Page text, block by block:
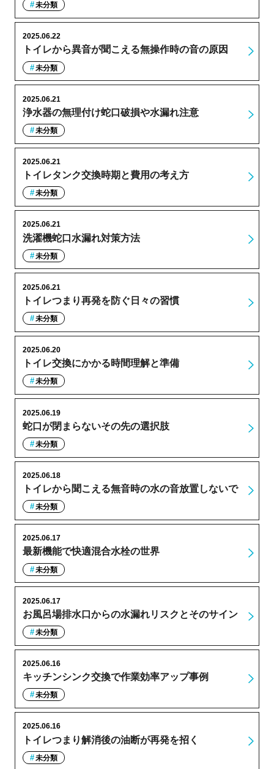
未分類
トイレから異音が聞こえる無操作時の音の原因
2025.06.22
未分類
浄水器の無理付け蛇口破損や水漏れ注意
2025.06.21
未分類
トイレタンク交換時期と費用の考え方
2025.06.21
未分類
洗濯機蛇口水漏れ対策方法
2025.06.21
未分類
トイレつまり再発を防ぐ日々の習慣
2025.06.21
未分類
トイレ交換にかかる時間理解と準備
2025.06.20
未分類
蛇口が閉まらないその先の選択肢
2025.06.19
未分類
トイレから聞こえる無音時の水の音放置しないで
2025.06.18
未分類
最新機能で快適混合水栓の世界
2025.06.17
未分類
お風呂場排水口からの水漏れリスクとそのサイン
2025.06.17
未分類
キッチンシンク交換で作業効率アップ事例
2025.06.16
未分類
トイレつまり解消後の油断が再発を招く
2025.06.16
未分類